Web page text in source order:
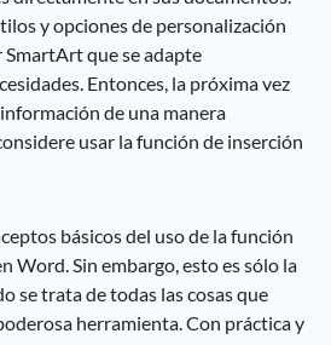
y opciones de personalización
SmartArt que se adapte
Entonces, la próxima vez
de una manera
usar la función de inserción
básicos del uso de la función
Word. Sin embargo, esto es sólo la
se trata de todas las cosas que
herramienta. Con práctica y